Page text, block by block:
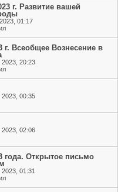
г. Развитие вашей
01:17
Всеобщее Вознесение в
2023, 20:23
2023, 00:35
02:06
года. Открытое письмо
01:31